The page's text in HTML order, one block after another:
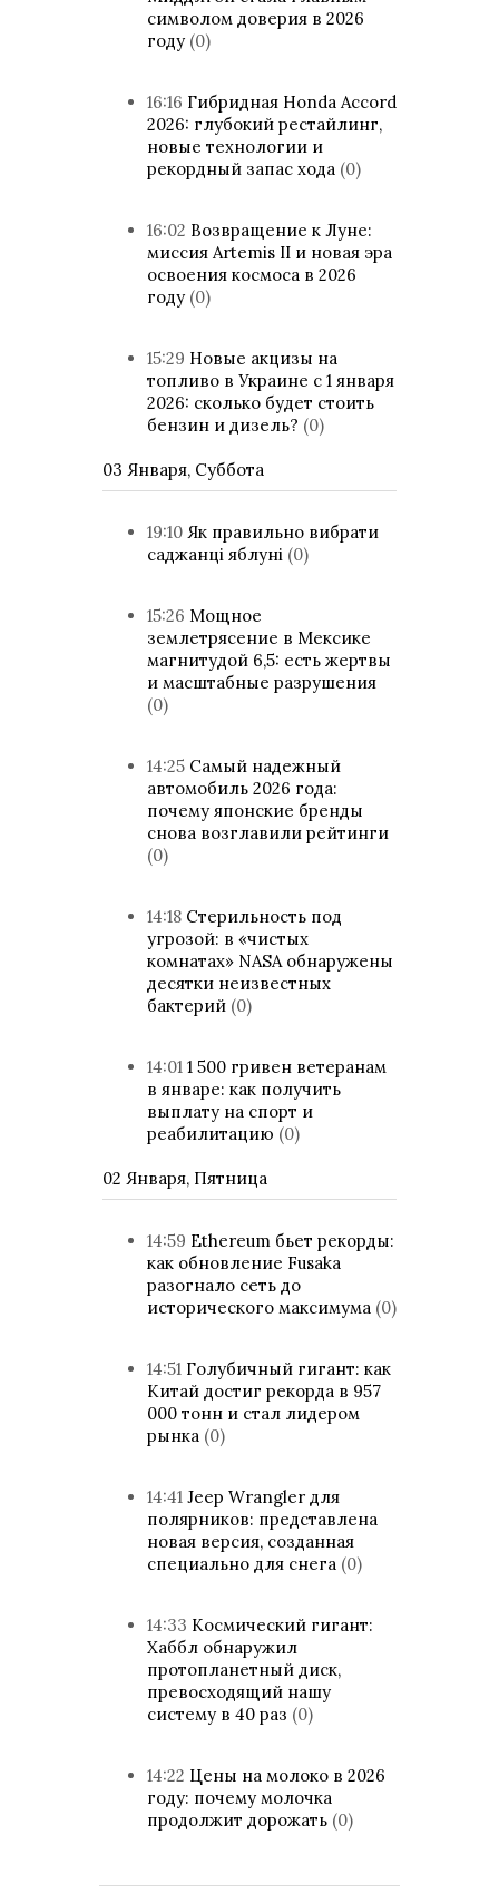
символом доверия в 2026
году (0)
16:16 Гибридная Honda Accord
2026: глубокий рестайлинг,
новые технологии и
рекордный запас хода (0)
16:02 Возвращение к Луне:
миссия Artemis II и новая эра
освоения космоса в 2026
году (0)
15:29 Новые акцизы на
топливо в Украине с 1 января
2026: сколько будет стоить
бензин и дизель? (0)
03 Января, Суббота
19:10 Як правильно вибрати
саджанці яблуні (0)
15:26 Мощное
землетрясение в Мексике
магнитудой 6,5: есть жертвы
и масштабные разрушения
(0)
14:25 Самый надежный
автомобиль 2026 года:
почему японские бренды
снова возглавили рейтинги
(0)
14:18 Стерильность под
угрозой: в «чистых
комнатах» NASA обнаружены
десятки неизвестных
бактерий (0)
14:01 1 500 гривен ветеранам
в январе: как получить
выплату на спорт и
реабилитацию (0)
02 Января, Пятница
14:59 Ethereum бьет рекорды:
как обновление Fusaka
разогнало сеть до
исторического максимума (0)
14:51 Голубичный гигант: как
Китай достиг рекорда в 957
000 тонн и стал лидером
рынка (0)
14:41 Jeep Wrangler для
полярников: представлена
новая версия, созданная
специально для снега (0)
14:33 Космический гигант:
Хаббл обнаружил
протопланетный диск,
превосходящий нашу
систему в 40 раз (0)
14:22 Цены на молоко в 2026
году: почему молочка
продолжит дорожать (0)